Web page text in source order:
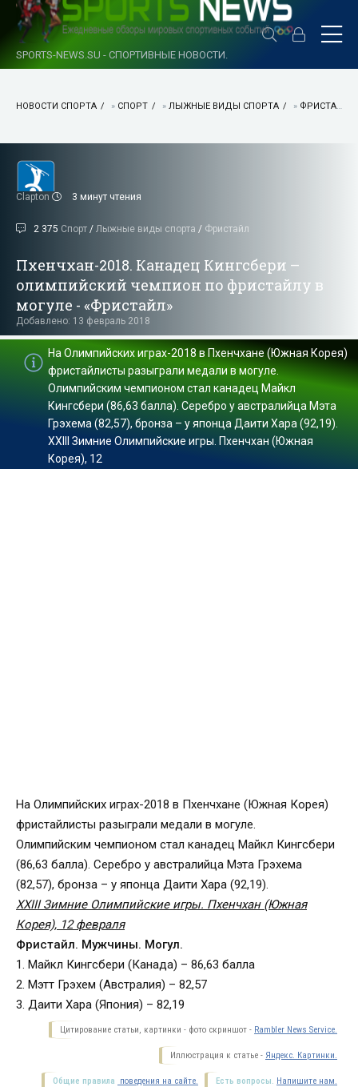
SPORTS-NEWS.SU - СПОРТИВНЫЕ НОВОСТИ.
НОВОСТИ СПОРТА » СПОРТ » ЛЫЖНЫЕ ВИДЫ СПОРТА » ФРИСТАЙЛ
Clapton 3 минут чтения
2 375 Спорт / Лыжные виды спорта / Фристайл
Пхенчхан-2018. Канадец Кингсбери –
олимпийский чемпион по фристайлу в
могуле - «Фристайл»
Добавлено: 13 февраль 2018
На Олимпийских играх-2018 в Пхенчхане (Южная Корея)
фристайлисты разыграли медали в могуле.
Олимпийским чемпионом стал канадец Майкл
Кингсбери (86,63 балла). Серебро у австралийца Мэта
Грэхема (82,57), бронза – у японца Даити Хара (92,19).
XXIII Зимние Олимпийские игры. Пхенчхан (Южная
Корея), 12
На Олимпийских играх-2018 в Пхенчхане (Южная Корея)
фристайлисты разыграли медали в могуле.
Олимпийским чемпионом стал канадец Майкл Кингсбери
(86,63 балла). Серебро у австралийца Мэта Грэхема
(82,57), бронза – у японца Даити Хара (92,19).
XXIII Зимние Олимпийские игры. Пхенчхан (Южная
Корея), 12 февраля
Фристайл. Мужчины. Могул.
1. Майкл Кингсбери (Канада) – 86,63 балла
2. Мэтт Грэхем (Австралия) – 82,57
3. Даити Хара (Япония) – 82,19
Цитирование статьи, картинки - фото скриншот - Rambler News Service.
Иллюстрация к статье - Яндекс. Картинки.
Есть вопросы. Напишите нам.
Общие правила поведения на сайте.